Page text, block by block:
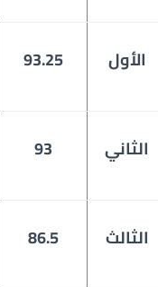
الأول 93.25
الثاني 93
الثالث 86.5